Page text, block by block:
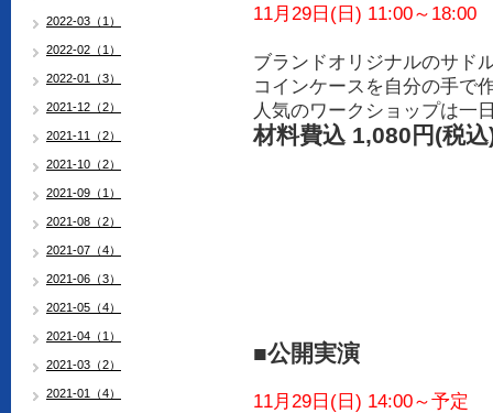
11月29日(日) 11:00～18:00
ブランドオリジナルのサド
コインケースを自分の手で
人気のワークショップは一
材料費込 1,080円(税込
■公開実演
11月29日(日) 14:00～予定
2022-03（1）
2022-02（1）
2022-01（3）
2021-12（2）
2021-11（2）
2021-10（2）
2021-09（1）
2021-08（2）
2021-07（4）
2021-06（3）
2021-05（4）
2021-04（1）
2021-03（2）
2021-01（4）